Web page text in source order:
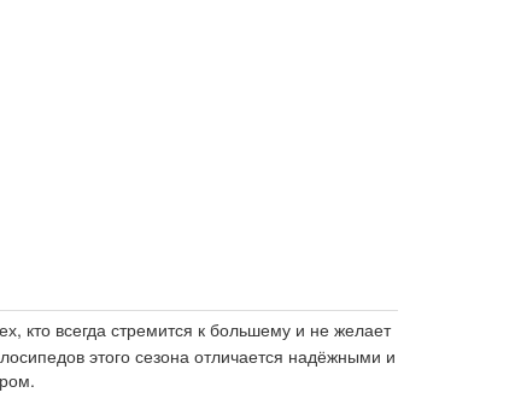
кто всегда стремится к большему и не желает
этого сезона отличается надёжными и